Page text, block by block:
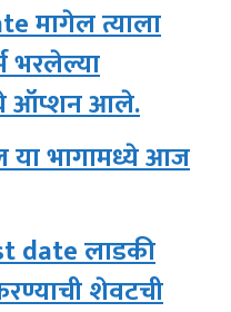
मागेल त्याला
भरलेल्या
ऑप्शन आले.
या भागामध्ये आज
date लाडकी
शेवटची